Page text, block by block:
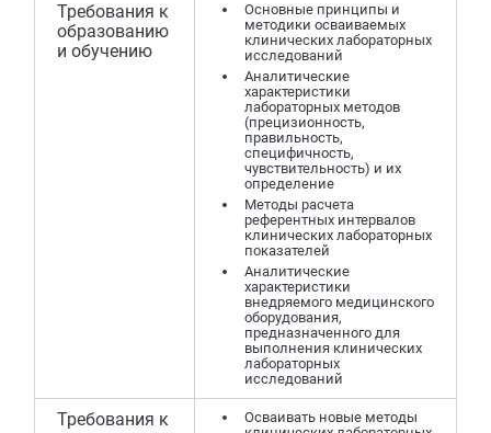
Требования к
образованию
и обучению
Основные принципы и
методики осваиваемых
клинических лабораторных
исследований
Аналитические
характеристики
лабораторных методов
(прецизионность,
правильность,
специфичность,
чувствительность) и их
определение
Методы расчета
референтных интервалов
клинических лабораторных
показателей
Аналитические
характеристики
внедряемого медицинского
оборудования,
предназначенного для
выполнения клинических
лабораторных
исследований
Требования к
Осваивать новые методы